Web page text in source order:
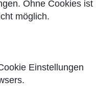
. Ohne Cookies ist
möglich.
Einstellungen